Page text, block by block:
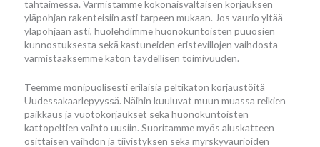
tähtäimessä. Varmistamme kokonaisvaltaisen korjauksen
yläpohjan rakenteisiin asti tarpeen mukaan. Jos vaurio yltää
yläpohjaan asti, huolehdimme huonokuntoisten puuosien
kunnostuksesta sekä kastuneiden eristevillojen vaihdosta
varmistaaksemme katon täydellisen toimivuuden.
Teemme monipuolisesti erilaisia peltikaton korjaustöitä
Uudessakaarlepyyssä. Näihin kuuluvat muun muassa reikien
paikkaus ja vuotokorjaukset sekä huonokuntoisten
kattopeltien vaihto uusiin. Suoritamme myös aluskatteen
osittaisen vaihdon ja tiivistyksen sekä myrskyvaurioiden